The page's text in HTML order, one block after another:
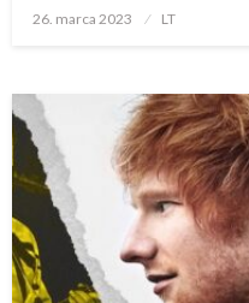
Posted
26. marca 2023 LT